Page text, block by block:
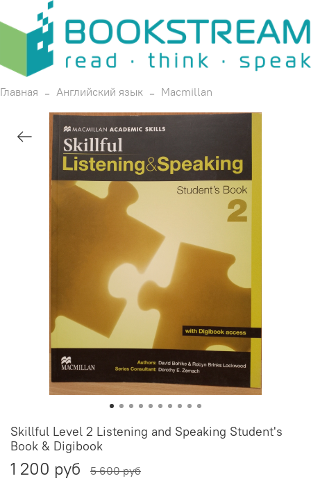
Главная Английский язык Macmillan
Skillful Level 2 Listening and Speaking Student's
Book & Digibook
1 200 руб 5 600 руб